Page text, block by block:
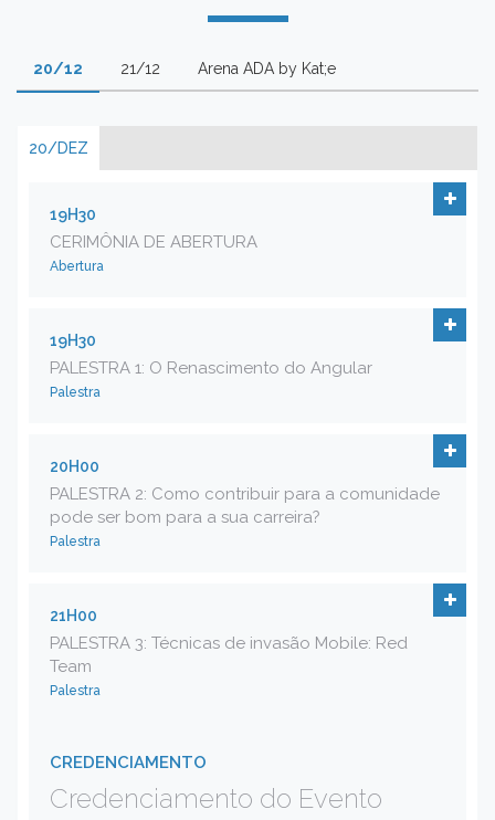
20/12 21/12 Arena ADA by Kat;e
20/DEZ
19H30
CERIMÔNIA DE ABERTURA
Abertura
19H30
PALESTRA 1: O Renascimento do Angular
Palestra
20H00
PALESTRA 2: Como contribuir para a comunidade
pode ser bom para a sua carreira?
Palestra
21H00
PALESTRA 3: Técnicas de invasão Mobile: Red
Team
Palestra
CREDENCIAMENTO
Credenciamento do Evento